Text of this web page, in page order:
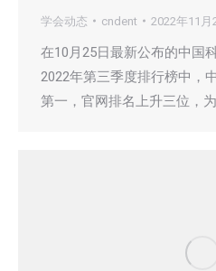
学会动态 cndent 2022年11月
在10月25日最新公布的中国
2022年第三季度排行榜中，
第一，官网排名上升三位，